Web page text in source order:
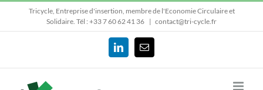
contenu
Tricycle, Entreprise d'insertion, membre de l'Economie Circulaire et
Solidaire. Tél : +33 7 60 62 41 36 | contact@tri-cycle.fr
LinkedInEmail